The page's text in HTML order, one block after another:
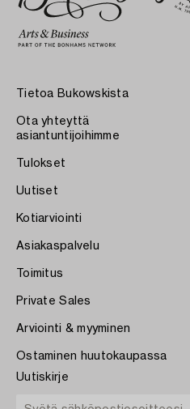
Tietoa Bukowskista
Ota yhteyttä
asiantuntijoihimme
Tulokset
Uutiset
Kotiarviointi
Asiakaspalvelu
Toimitus
Private Sales
Arviointi & myyminen
Ostaminen huutokaupassa
Uutiskirje